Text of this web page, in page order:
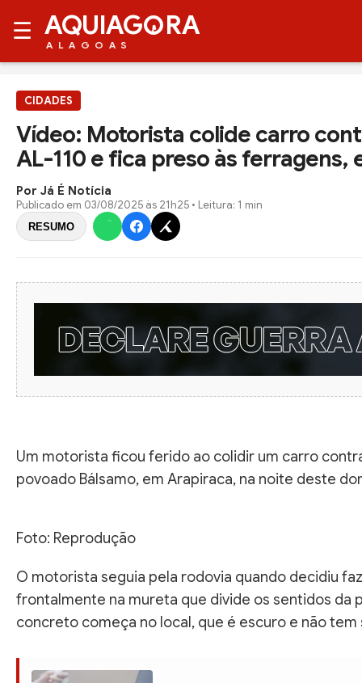
☰ AQUIAG RA
ALAGOAS
CIDADES
Vídeo: Motorista colide carro
AL-110 e fica preso às ferragens,
Por Já É Notícia
Publicado em 03/08/2025 às 21h25 • Leitura: 1 min
RESUMO
Um motorista ficou ferido ao colidir um carro
povoado Bálsamo, em Arapiraca, na noite deste
Foto: Reprodução
O motorista seguia pela rodovia quando decidiu
frontalmente na mureta que divide os sentidos da
concreto começa no local, que é escuro e não tem